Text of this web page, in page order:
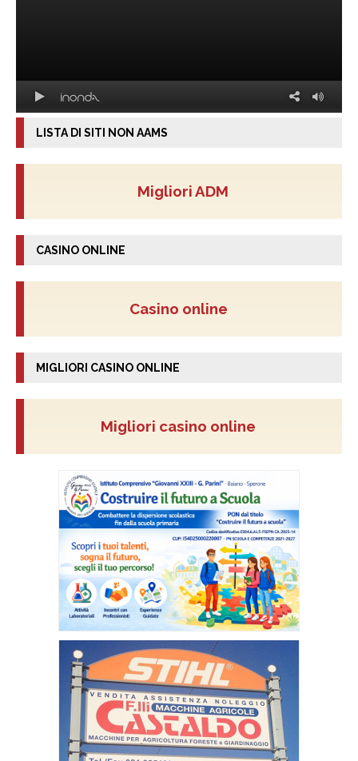
LISTA DI SITI NON AAMS
Migliori ADM
CASINO ONLINE
Casino online
MIGLIORI CASINO ONLINE
Migliori casino online